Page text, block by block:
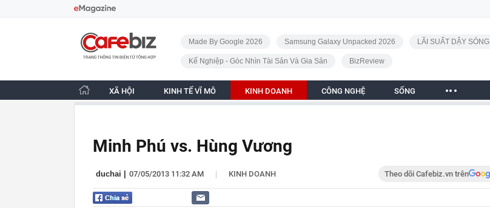
CafeBiz - Trang chủ
Made By Google 2026 Samsung Galaxy Unpacked 2026 LÃI SUẤT DẬY SÓNG
Kế Nghiệp - Góc Nhìn Tài Sản Và Gia Sản BizReview
XÃ HỘI KINH TẾ VĨ MÔ KINH DOANH CÔNG NGHỆ SỐNG
Minh Phú vs. Hùng Vương
duchai 07/05/2013 11:32 AM | KINH DOANH Theo dõi Cafebiz.vn trên